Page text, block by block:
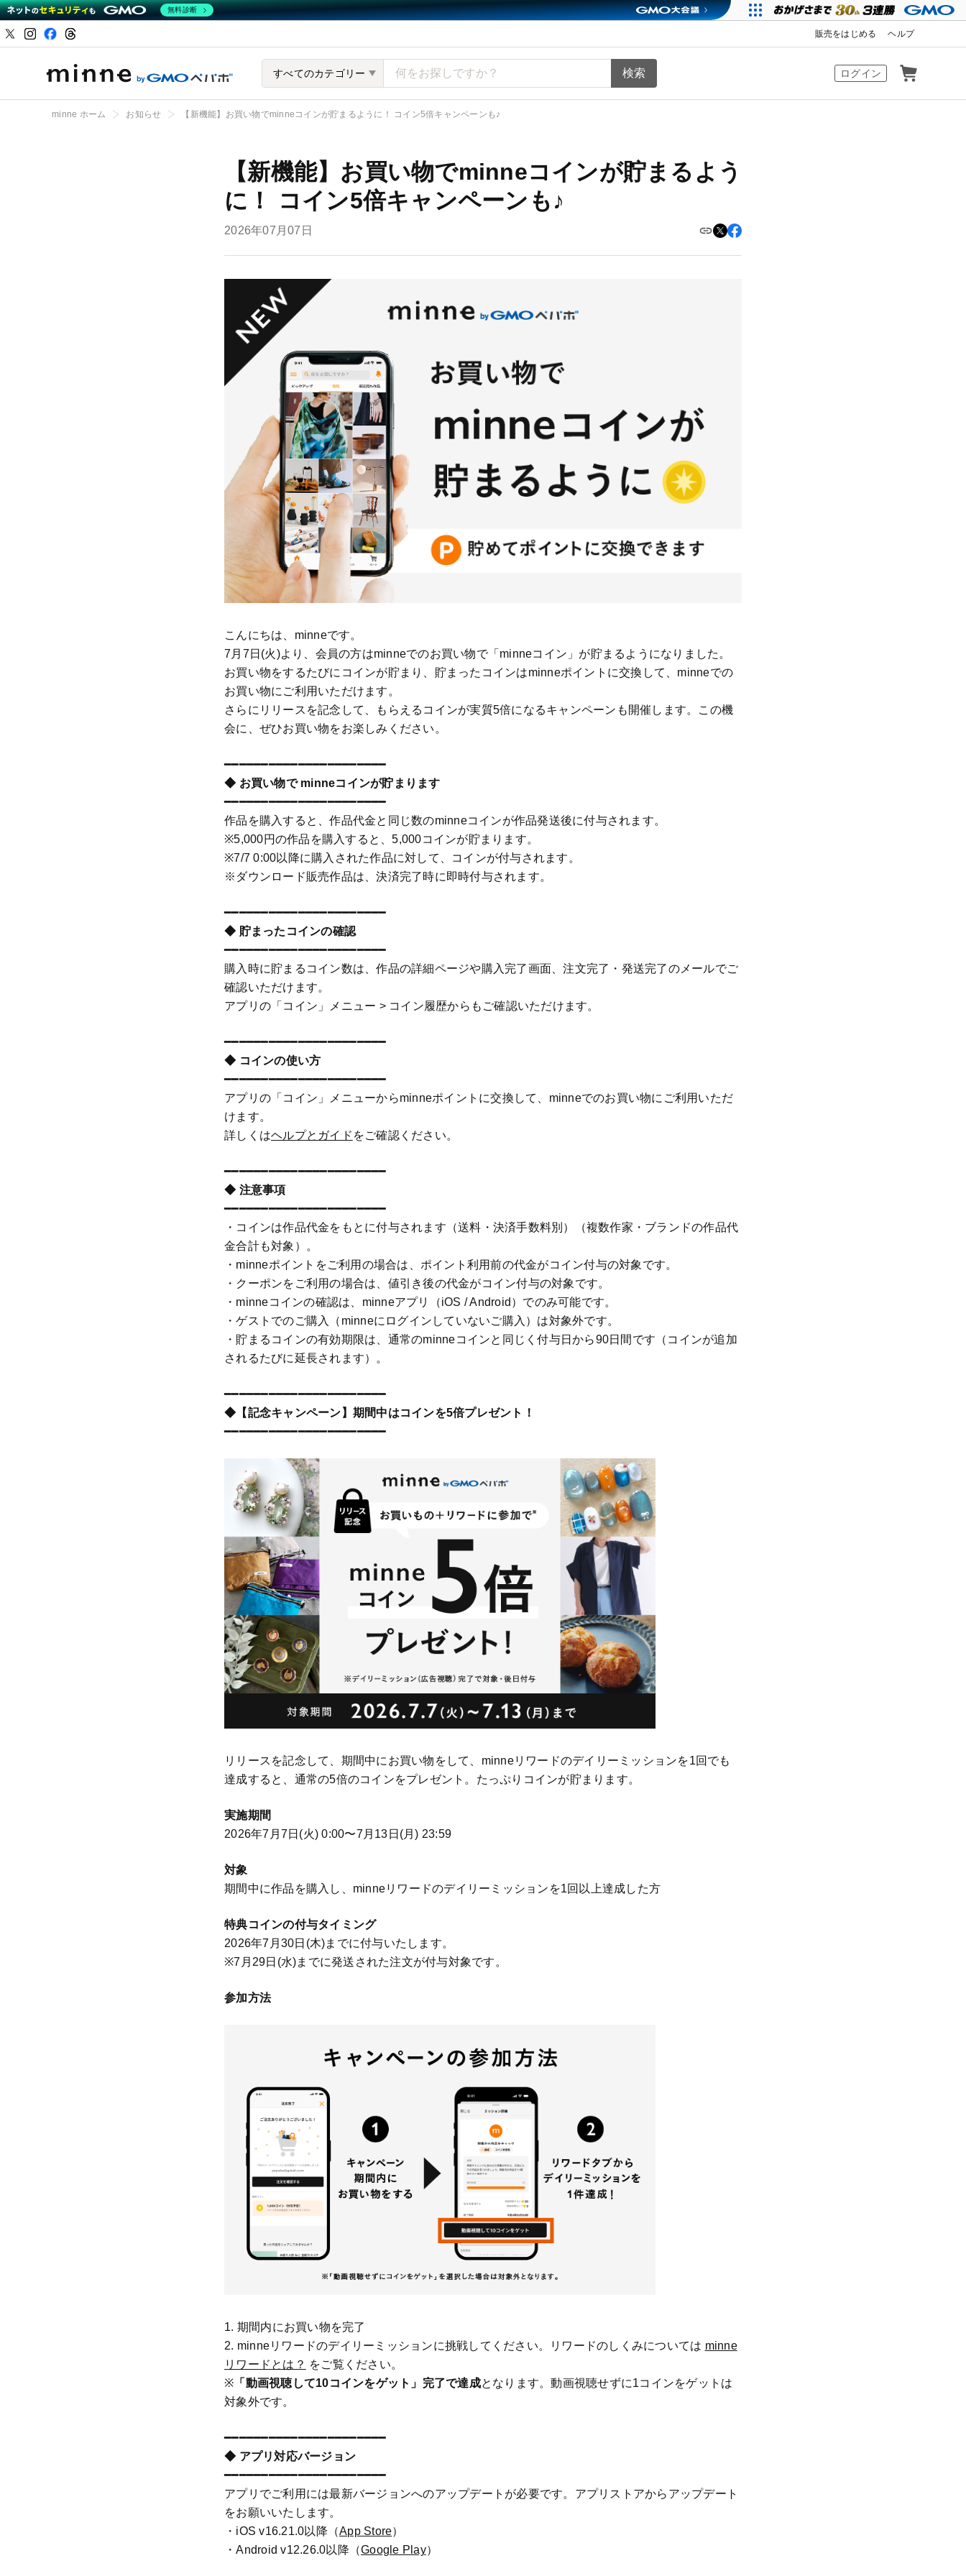
販売をはじめる ヘルプ
ログイン
すべてのカテゴリー
minne ホーム お知らせ 【新機能】お買い物でminneコインが貯まるように！ コイン5倍キャンペーンも♪
【新機能】お買い物でminneコインが貯まるよう
に！ コイン5倍キャンペーンも♪
2026年07月07日
こんにちは、minneです。
7月7日(火)より、会員の方はminneでのお買い物で「minneコイン」が貯まるようになりました。
お買い物をするたびにコインが貯まり、貯まったコインはminneポイントに交換して、minneでの
お買い物にご利用いただけます。
さらにリリースを記念して、もらえるコインが実質5倍になるキャンペーンも開催します。この機
会に、ぜひお買い物をお楽しみください。
━━━━━━━━━━━━━━━━━━━━━━
◆ お買い物で minneコインが貯まります
━━━━━━━━━━━━━━━━━━━━━━
作品を購入すると、作品代金と同じ数のminneコインが作品発送後に付与されます。
※5,000円の作品を購入すると、5,000コインが貯まります。
※7/7 0:00以降に購入された作品に対して、コインが付与されます。
※ダウンロード販売作品は、決済完了時に即時付与されます。
━━━━━━━━━━━━━━━━━━━━━━
◆ 貯まったコインの確認
━━━━━━━━━━━━━━━━━━━━━━
購入時に貯まるコイン数は、作品の詳細ページや購入完了画面、注文完了・発送完了のメールでご
確認いただけます。
アプリの「コイン」メニュー > コイン履歴からもご確認いただけます。
━━━━━━━━━━━━━━━━━━━━━━
◆ コインの使い方
━━━━━━━━━━━━━━━━━━━━━━
アプリの「コイン」メニューからminneポイントに交換して、minneでのお買い物にご利用いただ
けます。
詳しくはヘルプとガイド をご確認ください。
━━━━━━━━━━━━━━━━━━━━━━
◆ 注意事項
━━━━━━━━━━━━━━━━━━━━━━
・コインは作品代金をもとに付与されます（送料・決済手数料別）（複数作家・ブランドの作品代
金合計も対象）。
・minneポイントをご利用の場合は、ポイント利用前の代金がコイン付与の対象です。
・クーポンをご利用の場合は、値引き後の代金がコイン付与の対象です。
・minneコインの確認は、minneアプリ（iOS / Android）でのみ可能です。
・ゲストでのご購入（minneにログインしていないご購入）は対象外です。
・貯まるコインの有効期限は、通常のminneコインと同じく付与日から90日間です（コインが追加
されるたびに延長されます）。
━━━━━━━━━━━━━━━━━━━━━━
◆【記念キャンペーン】期間中はコインを5倍プレゼント！
━━━━━━━━━━━━━━━━━━━━━━
リリースを記念して、期間中にお買い物をして、minneリワードのデイリーミッションを1回でも
達成すると、通常の5倍のコインをプレゼント。たっぷりコインが貯まります。
実施期間
2026年7月7日(火) 0:00〜7月13日(月) 23:59
対象
期間中に作品を購入し、minneリワードのデイリーミッションを1回以上達成した方
特典コインの付与タイミング
2026年7月30日(木)までに付与いたします。
※7月29日(水)までに発送された注文が付与対象です。
参加方法
1. 期間内にお買い物を完了
2. minneリワードのデイリーミッションに挑戦してください。リワードのしくみについては minne
リワードとは？ をご覧ください。
※ 「動画視聴して10コインをゲット」完了で達成となります。動画視聴せずに1コインをゲットは
対象外です。
━━━━━━━━━━━━━━━━━━━━━━
◆ アプリ対応バージョン
━━━━━━━━━━━━━━━━━━━━━━
アプリでご利用には最新バージョンへのアップデートが必要です。アプリストアからアップデート
をお願いいたします。
・iOS v16.21.0以降（App Store）
・Android v12.26.0以降（Google Play）
無料診断